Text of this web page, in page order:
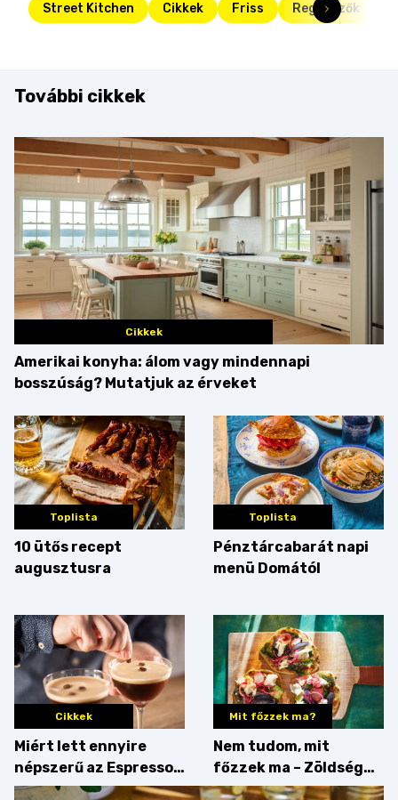
Street Kitchen Cikkek Friss Reggelizők
További cikkek
Cikkek
Amerikai konyha: álom vagy mindennapi
bosszúság? Mutatjuk az érveket
Toplista
10 ütős recept
augusztusra
Toplista
Pénztárcabarát napi
menü Domától
Cikkek
Miért lett ennyire
népszerű az Espresso
Martini – és mit
Mit főzzek ma?
Nem tudom, mit
főzzek ma – Zöldség
minden mennyiségben